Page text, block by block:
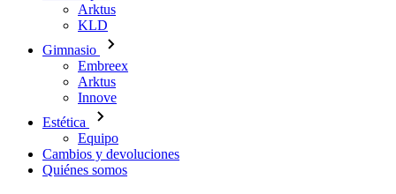
Arktus
KLD
Gimnasio
Embreex
Arktus
Innove
Estética
Equipo
Cambios y devoluciones
Quiénes somos